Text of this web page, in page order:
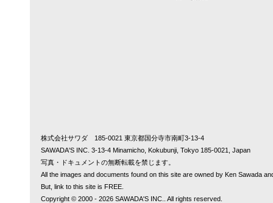
株式会社サワダ 185-0021 東京都国分寺市南町3-13-4
SAWADA'S INC. 3-13-4 Minamicho, Kokubunji, Tokyo 185-0021, Japan
写真・ドキュメントの無断転載を禁じます。
All the images and documents found on this site are owned by Ken Sawada
But, link to this site is FREE.
Copyright © 2000 - 2026 SAWADA'S INC.. All rights reserved.